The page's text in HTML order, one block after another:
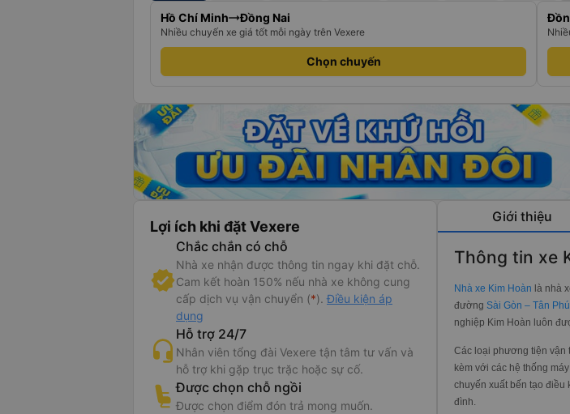
Hồ Chí Minh Đồng Nai
Nhiều chuyến xe giá tốt mỗi ngày trên Vexere
Chọn chuyến
Lợi ích khi đặt Vexere
Chắc chắn có chỗ
Nhà xe nhận được thông tin ngay khi đặt chỗ.
Cam kết hoàn 150% nếu nhà xe không cung
cấp dịch vụ vận chuyển (*). Điều kiện áp
dụng
Hỗ trợ 24/7
Nhân viên tổng đài Vexere tận tâm tư vấn và
hỗ trợ khi gặp trục trặc hoặc sự cố.
Được chọn chỗ ngồi
Được chọn điểm đón trả mong muốn.
Giới thiệu
Thông tin xe
Nhà xe Kim Hoàn là nhà
đường Sài Gòn – Tân
nghiệp Kim Hoàn luôn
Các loại phương tiện vận
kèm với các hệ thống
chuyến xuất bến tạo điều
đình.